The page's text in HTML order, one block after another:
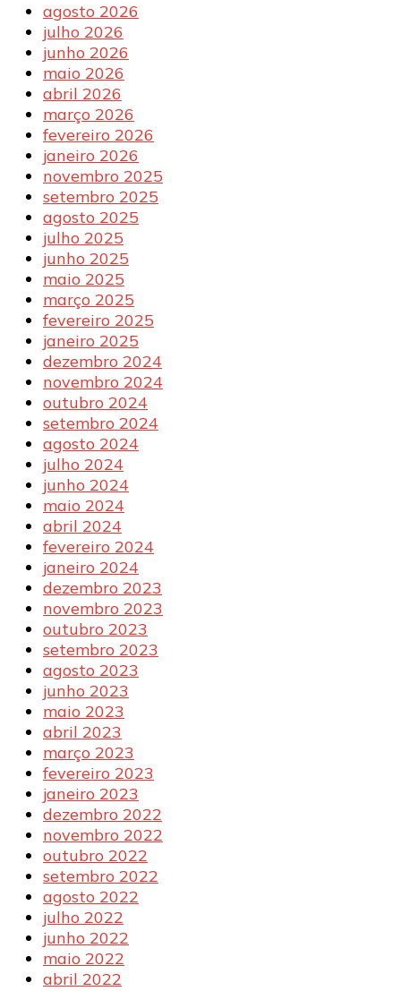
agosto 2026
julho 2026
junho 2026
maio 2026
abril 2026
março 2026
fevereiro 2026
janeiro 2026
novembro 2025
setembro 2025
agosto 2025
julho 2025
junho 2025
maio 2025
março 2025
fevereiro 2025
janeiro 2025
dezembro 2024
novembro 2024
outubro 2024
setembro 2024
agosto 2024
julho 2024
junho 2024
maio 2024
abril 2024
fevereiro 2024
janeiro 2024
dezembro 2023
novembro 2023
outubro 2023
setembro 2023
agosto 2023
junho 2023
maio 2023
abril 2023
março 2023
fevereiro 2023
janeiro 2023
dezembro 2022
novembro 2022
outubro 2022
setembro 2022
agosto 2022
julho 2022
junho 2022
maio 2022
abril 2022